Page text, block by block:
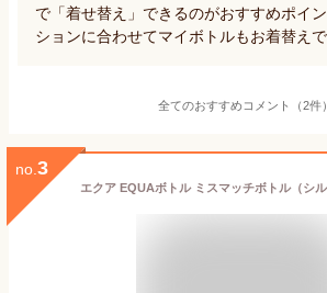
で「着せ替え」できるのがおすすめポイ
ションに合わせてマイボトルもお着替えで
全てのおすすめコメント（2件）
no. 3